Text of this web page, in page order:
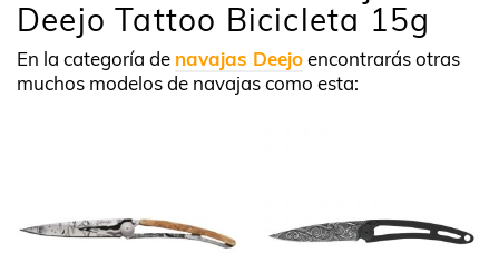
Deejo Tattoo Bicicleta 15g
En la categoría de navajas Deejoencontrarás otras
muchos modelos de navajas como esta: